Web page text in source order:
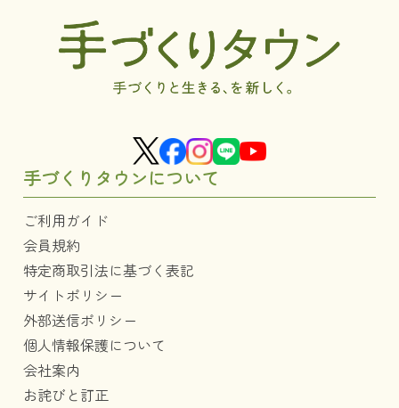
手づくりタウンについて
ご利用ガイド
会員規約
特定商取引法に基づく表記
サイトポリシー
外部送信ポリシー
個人情報保護について
会社案内
お詫びと訂正